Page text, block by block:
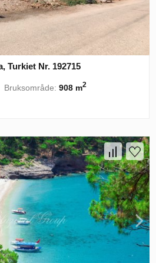
Turkiet Nr. 192715
Bruksområde:908 m2